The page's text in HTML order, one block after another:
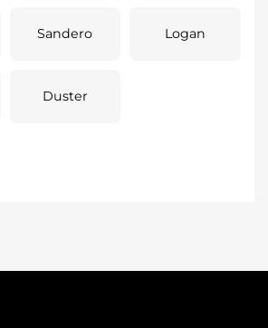
Sandero Logan
Duster